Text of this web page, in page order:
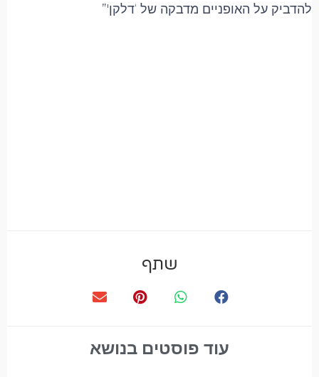
להדביק על האופניים מדבקה של ‘דלקן'”
שתף
עוד פוסטים בנושא